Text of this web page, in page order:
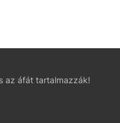
az áfát tartalmazzák!